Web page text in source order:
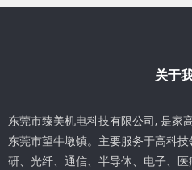
关于
东莞市臻美机电科技有限公司, 是家
东莞市望牛墩镇。主要服务于高科
研、光纤、通信、半导体、电子、